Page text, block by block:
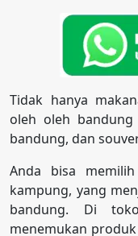
Tidak hanya
oleh oleh
bandung, dan
Anda bisa
kampung, yang
bandung. Di
menemukan